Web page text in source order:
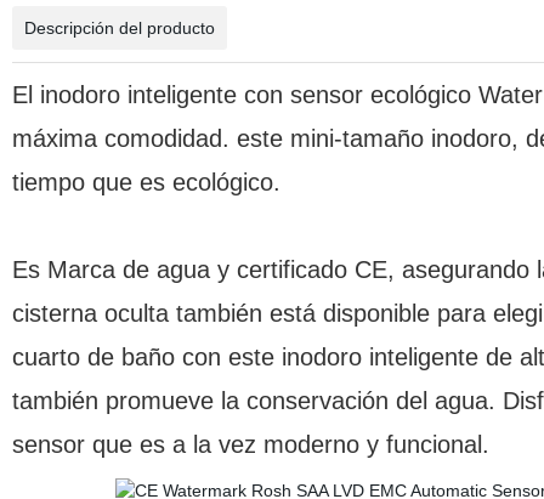
Descripción del producto
El inodoro inteligente con sensor ecológico
máxima comodidad. este mini-tamaño inodoro,
tiempo que es ecológico.
Es Marca de agua y certificado CE,
cisterna oculta también está disponible para
cuarto de baño con este inodoro inteligente de
también promueve la conservación del agua.
sensor que es a la vez moderno y funcional.